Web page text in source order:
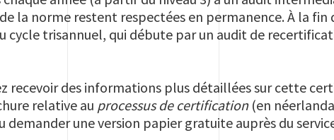
la norme restent respectées en permanence. À la
cycle trisannuel, qui débute par un audit de
recevoir des informations plus détaillées sur cette
relative au processus de certification(en
demander une version papier gratuite auprès du